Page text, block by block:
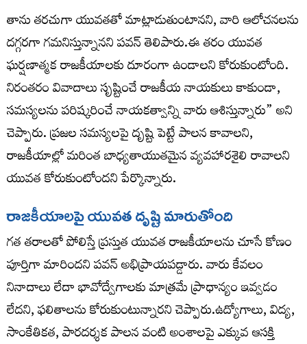
తాను తరచుగా యువతతో మాట్లాడుతుంటానని, వారి ఆలోచనలను
దగ్గరగా గమనిస్తున్నానని పవన్ తెలిపారు.ఈ తరం యువత
ఘర్షణాత్మక రాజకీయాలకు దూరంగా ఉండాలని కోరుకుంటోంది.
నిరంతరం వివాదాలు సృష్టించే రాజకీయ నాయకులు కాకుండా,
సమస్యలను పరిష్కరించే నాయకత్వాన్ని వారు ఆశిస్తున్నారు” అని
చెప్పారు. ప్రజల సమస్యలపై దృష్టి పెట్టే పాలన కావాలని,
రాజకీయాల్లో మరింత బాధ్యతాయుతమైన వ్యవహారశైలి రావాలని
యువత కోరుకుంటోందని పేర్కొన్నారు.
రాజకీయాలపై యువత దృష్టి మారుతోంది
గత తరాలతో పోలిస్తే ప్రస్తుత యువత రాజకీయాలను చూసే కోణం
పూర్తిగా మారిందని పవన్ అభిప్రాయపడ్డారు. వారు కేవలం
నినాదాలు లేదా భావోద్వేగాలకు మాత్రమే ప్రాధాన్యం ఇవ్వడం
లేదని, ఫలితాలను కోరుకుంటున్నారని చెప్పారు.ఉద్యోగాలు, విద్య,
సాంకేతికత, పారదర్శక పాలన వంటి అంశాలపై ఎక్కువ ఆసక్తి